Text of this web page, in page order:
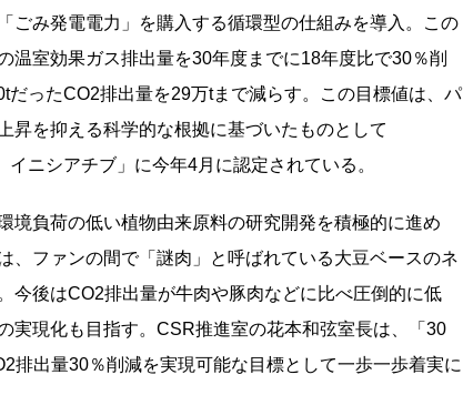
ごみ発電電力」を購入する循環型の仕組みを導入。この
温室効果ガス排出量を30年度までに18年度比で30％削
だったCO2排出量を29万tまで減らす。この目標値は、パ
昇を抑える科学的な根拠に基づいたものとして
イニシアチブ」に今年4月に認定されている。
負荷の低い植物由来原料の研究開発を積極的に進め
、ファンの間で「謎肉」と呼ばれている大豆ベースのネ
今後はCO2排出量が牛肉や豚肉などに比べ圧倒的に低
実現化も目指す。CSR推進室の花本和弦室長は、「30
排出量30％削減を実現可能な目標として一歩一歩着実に